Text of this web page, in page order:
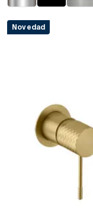
Novedad